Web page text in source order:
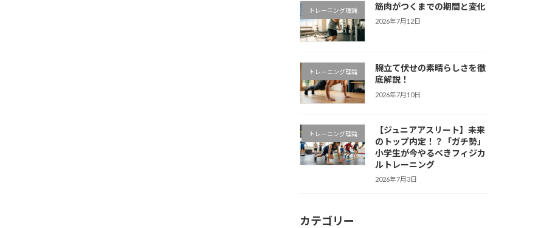
トレーニング理論 筋肉がつくまでの期間と変化
2026年7月12日
トレーニング理論
腕立て伏せの素晴らしさを徹
底解説！
2026年7月10日
トレーニング理論
【ジュニアアスリート】未来
のトップ内定！？「ガチ勢」
小学生が今やるべきフィジカ
ルトレーニング
2026年7月3日
カテゴリー